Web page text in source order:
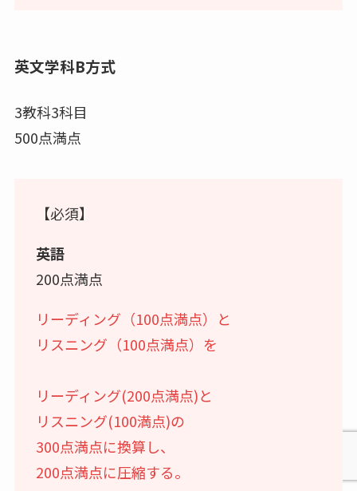
英文学科B方式
3教科3科目
500点満点
【必須】
英語
200点満点
リーディング（100点満点）と
リスニング（100点満点）を
リーディング(200点満点)と
リスニング(100満点)の
300点満点に換算し、
200点満点に圧縮する。